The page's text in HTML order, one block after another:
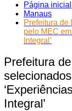
Página inicial
Manaus
Prefeitura de
pelo MEC
Integral’
Prefeitura
Integral’